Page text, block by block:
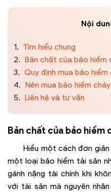
Nội
1. Tìm hiểu chung
2. Bản chất của bảo hiểm
3. Quy định mua bảo
4. Nên mua bảo hiểm
5. Liên hệ và tư vấn
Bản chất của bảo hiểm
Hiểu một cách đơn
một loại bảo hiểm tài sản
gánh nặng tài chính khi
với tài sản mà nguyên